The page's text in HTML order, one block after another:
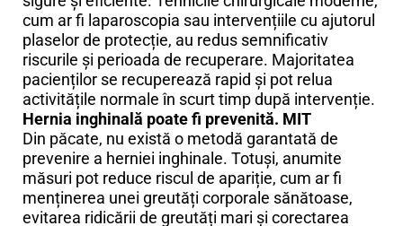
cum ar fi laparoscopia sau intervențiile cu ajutorul
plaselor de protecție, au redus semnificativ
riscurile și perioada de recuperare. Majoritatea
pacienților se recuperează rapid și pot relua
activitățile normale în scurt timp după intervenție.
Hernia inghinală poate fi prevenită. MIT
Din păcate, nu există o metodă garantată de
prevenire a herniei inghinale. Totuși, anumite
măsuri pot reduce riscul de apariție, cum ar fi
menținerea unei greutăți corporale sănătoase,
evitarea ridicării de greutăți mari și corectarea